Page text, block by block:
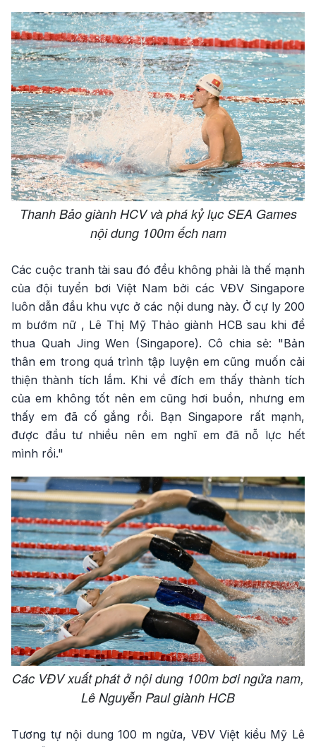
Thanh Bảo giành HCV và phá kỷ lục SEA Games
nội dung 100m ếch nam
Các cuộc tranh tài sau đó đều không phải là thế mạnh
của đội tuyển bơi Việt Nam bởi các VĐV Singapore
luôn dẫn đầu khu vực ở các nội dung này. Ở cự ly 200
m bướm nữ , Lê Thị Mỹ Thảo giành HCB sau khi để
thua Quah Jing Wen (Singapore). Cô chia sẻ: "Bản
thân em trong quá trình tập luyện em cũng muốn cải
thiện thành tích lắm. Khi về đích em thấy thành tích
của em không tốt nên em cũng hơi buồn, nhưng em
thấy em đã cố gắng rồi. Bạn Singapore rất mạnh,
được đầu tư nhiều nên em nghĩ em đã nỗ lực hết
mình rồi."
Các VĐV xuất phát ở nội dung 100m bơi ngửa nam,
Lê Nguyễn Paul giành HCB
Tương tự nội dung 100 m ngửa, VĐV Việt kiều Mỹ Lê